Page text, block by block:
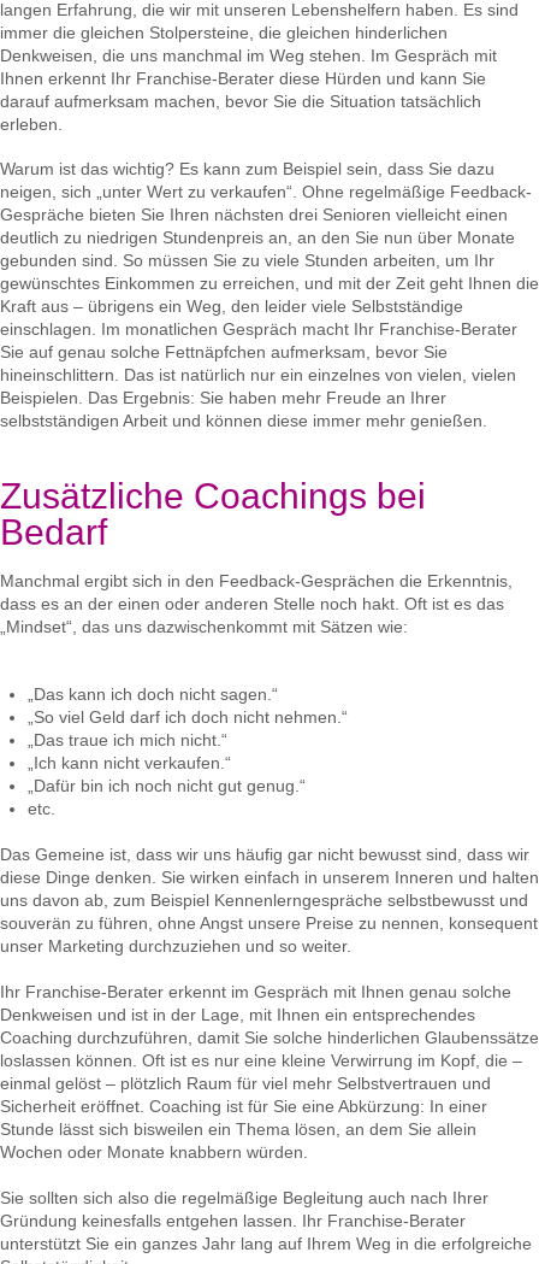
langen Erfahrung, die wir mit unseren Lebenshelfern haben. Es sind
immer die gleichen Stolpersteine, die gleichen hinderlichen
Denkweisen, die uns manchmal im Weg stehen. Im Gespräch mit
Ihnen erkennt Ihr Franchise-Berater diese Hürden und kann Sie
darauf aufmerksam machen, bevor Sie die Situation tatsächlich
erleben.
Warum ist das wichtig? Es kann zum Beispiel sein, dass Sie dazu
neigen, sich „unter Wert zu verkaufen“. Ohne regelmäßige Feedback-
Gespräche bieten Sie Ihren nächsten drei Senioren vielleicht einen
deutlich zu niedrigen Stundenpreis an, an den Sie nun über Monate
gebunden sind. So müssen Sie zu viele Stunden arbeiten, um Ihr
gewünschtes Einkommen zu erreichen, und mit der Zeit geht Ihnen die
Kraft aus – übrigens ein Weg, den leider viele Selbstständige
einschlagen. Im monatlichen Gespräch macht Ihr Franchise-Berater
Sie auf genau solche Fettnäpfchen aufmerksam, bevor Sie
hineinschlittern. Das ist natürlich nur ein einzelnes von vielen, vielen
Beispielen. Das Ergebnis: Sie haben mehr Freude an Ihrer
selbstständigen Arbeit und können diese immer mehr genießen.
Zusätzliche Coachings bei
Bedarf
Manchmal ergibt sich in den Feedback-Gesprächen die Erkenntnis,
dass es an der einen oder anderen Stelle noch hakt. Oft ist es das
„Mindset“, das uns dazwischenkommt mit Sätzen wie:
„Das kann ich doch nicht sagen.“
„So viel Geld darf ich doch nicht nehmen.“
„Das traue ich mich nicht.“
„Ich kann nicht verkaufen.“
„Dafür bin ich noch nicht gut genug.“
etc.
Das Gemeine ist, dass wir uns häufig gar nicht bewusst sind, dass wir
diese Dinge denken. Sie wirken einfach in unserem Inneren und halten
uns davon ab, zum Beispiel Kennenlerngespräche selbstbewusst und
souverän zu führen, ohne Angst unsere Preise zu nennen, konsequent
unser Marketing durchzuziehen und so weiter.
Ihr Franchise-Berater erkennt im Gespräch mit Ihnen genau solche
Denkweisen und ist in der Lage, mit Ihnen ein entsprechendes
Coaching durchzuführen, damit Sie solche hinderlichen Glaubenssätze
loslassen können. Oft ist es nur eine kleine Verwirrung im Kopf, die –
einmal gelöst – plötzlich Raum für viel mehr Selbstvertrauen und
Sicherheit eröffnet. Coaching ist für Sie eine Abkürzung: In einer
Stunde lässt sich bisweilen ein Thema lösen, an dem Sie allein
Wochen oder Monate knabbern würden.
Sie sollten sich also die regelmäßige Begleitung auch nach Ihrer
Gründung keinesfalls entgehen lassen. Ihr Franchise-Berater
unterstützt Sie ein ganzes Jahr lang auf Ihrem Weg in die erfolgreiche